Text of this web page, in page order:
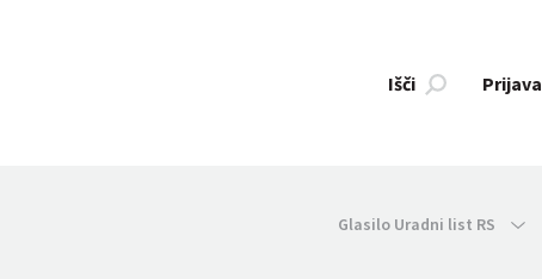
Išči Prijava
Glasilo Uradni list RS